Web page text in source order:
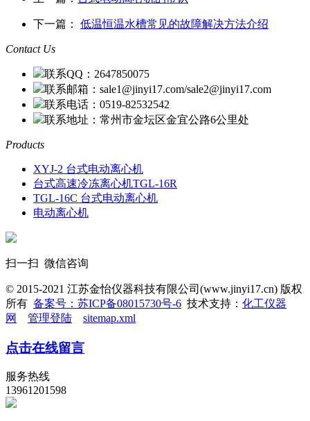
下一篇： 低温恒温水槽常见的故障解决方法介绍
Contact Us
联系QQ：2647850075
联系邮箱：sale1@jinyi17.com/sale2@jinyi17.com
联系电话：0519-82532542
联系地址：常州市金坛区金宜公路6公里处
Products
XYJ-2 台式电动离心机
台式高速冷冻离心机TGL-16R
TGL-16C 台式电动离心机
电动离心机
扫一扫 微信咨询
© 2015-2021 江苏金怡仪器科技有限公司(www.jinyi17.cn) 版权
所有 备案号：苏ICP备08015730号-6 技术支持： 化工仪器
网
管理登陆 sitemap.xml
点击在线留言
服务热线
13961201598